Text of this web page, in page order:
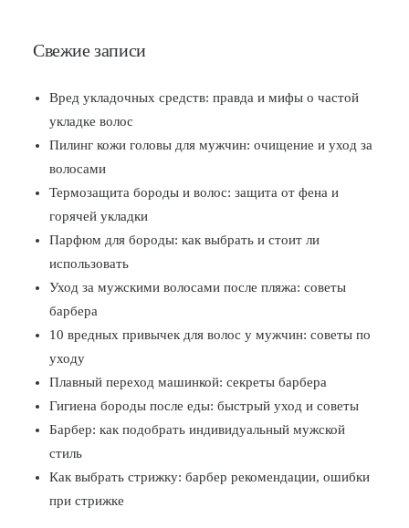
Свежие записи
Вред укладочных средств: правда и мифы о частой
укладке волос
Пилинг кожи головы для мужчин: очищение и уход за
волосами
Термозащита бороды и волос: защита от фена и
горячей укладки
Парфюм для бороды: как выбрать и стоит ли
использовать
Уход за мужскими волосами после пляжа: советы
барбера
10 вредных привычек для волос у мужчин: советы по
уходу
Плавный переход машинкой: секреты барбера
Гигиена бороды после еды: быстрый уход и советы
Барбер: как подобрать индивидуальный мужской
стиль
Как выбрать стрижку: барбер рекомендации, ошибки
при стрижке